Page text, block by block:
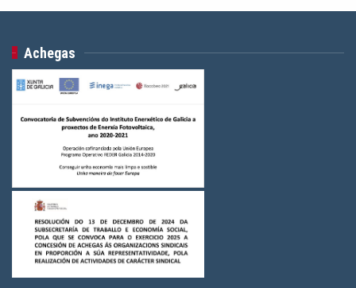
Achegas